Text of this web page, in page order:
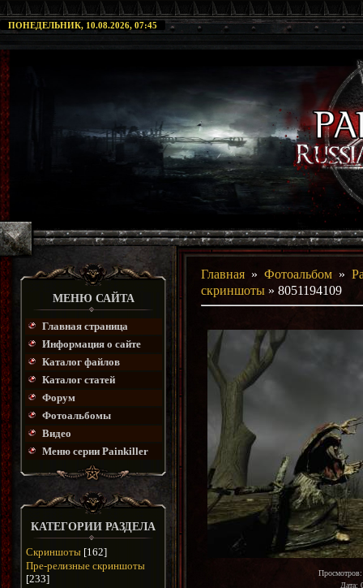
ПОНЕДЕЛЬНИК, 10.08.2026, 07:45
МЕНЮ САЙТА
Главная страница
Информация о сайте
Каталог файлов
Каталог статей
Форум
Фотоальбомы
Видео
Меню серии Painkiller
КАТЕГОРИИ РАЗДЕЛА
Скриншоты [162]
Пре-релизные скриншоты
[233]
Главная »Фотоальбом »
скриншоты » 8051194109
Просмотров
Дата: